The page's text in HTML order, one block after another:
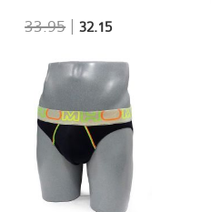
33.95 |32.15